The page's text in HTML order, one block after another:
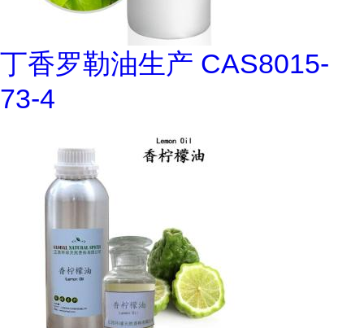
丁香罗勒油生产 CAS8015-
73-4